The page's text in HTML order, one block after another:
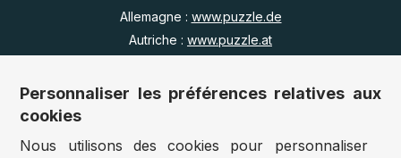
Allemagne : www.puzzle.de
Autriche : www.puzzle.at
Royaume Uni :
www.jigsawpuzzle.co.uk
Accès revendeurs / détaillants
Personnaliser les préférences relatives aux
cookies
Nous utilisons des cookies pour personnaliser